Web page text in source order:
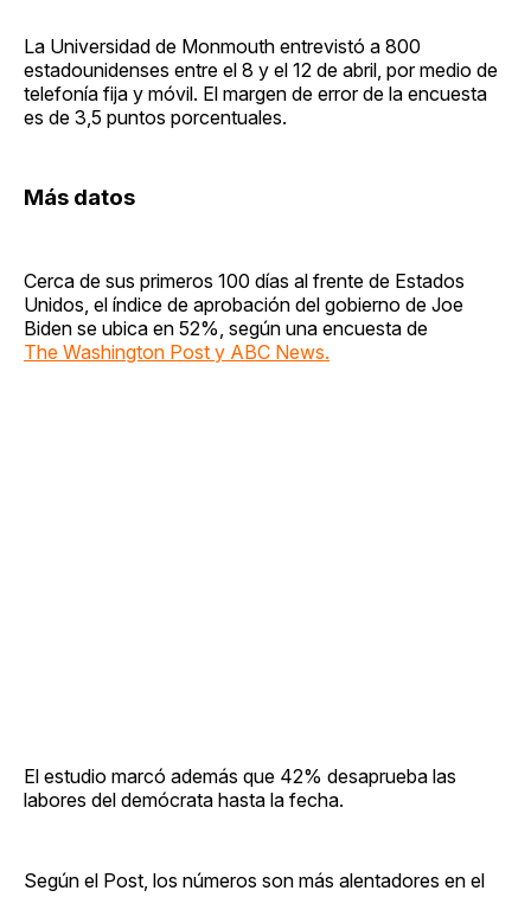
La Universidad de Monmouth entrevistó a 800
estadounidenses entre el 8 y el 12 de abril, por medio de
telefonía fija y móvil. El margen de error de la encuesta
es de 3,5 puntos porcentuales.
Más datos
Cerca de sus primeros 100 días al frente de Estados
Unidos, el índice de aprobación del gobierno de Joe
Biden se ubica en 52%, según una encuesta de
The Washington Post y ABC News.
El estudio marcó además que 42% desaprueba las
labores del demócrata hasta la fecha.
Según el Post, los números son más alentadores en el